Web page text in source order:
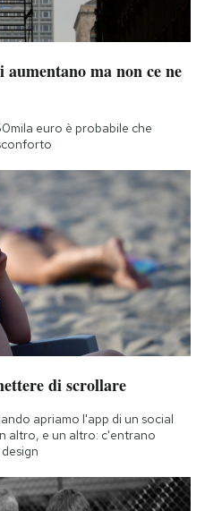
ma non ce ne
euro è probabile che
di scrollare
apriamo l'app di un social
altro, e un altro: c'entrano